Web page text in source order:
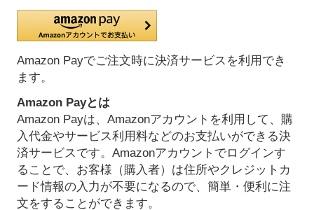
Amazon Payでご注文時に決済サービスを利用でき
ます。
Amazon Payとは
Amazon Payは、Amazonアカウントを利用して、購
入代金やサービス利用料などのお支払いができる決
済サービスです。Amazonアカウントでログインす
ることで、お客様（購入者）は住所やクレジットカ
ード情報の入力が不要になるので、簡単・便利に注
文をすることができます。